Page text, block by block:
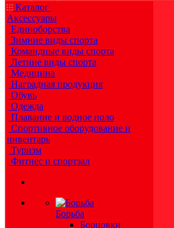
Каталог
Аксессуары
Единоборства
Зимние виды спорта
Командные виды спорта
Летние виды спорта
Медицина
Наградная продукция
Обувь
Одежда
Плавание и водное поло
Спортивное оборудование и
инвентарь
Туризм
Фитнес и спортзал
Борьба
Борцовки